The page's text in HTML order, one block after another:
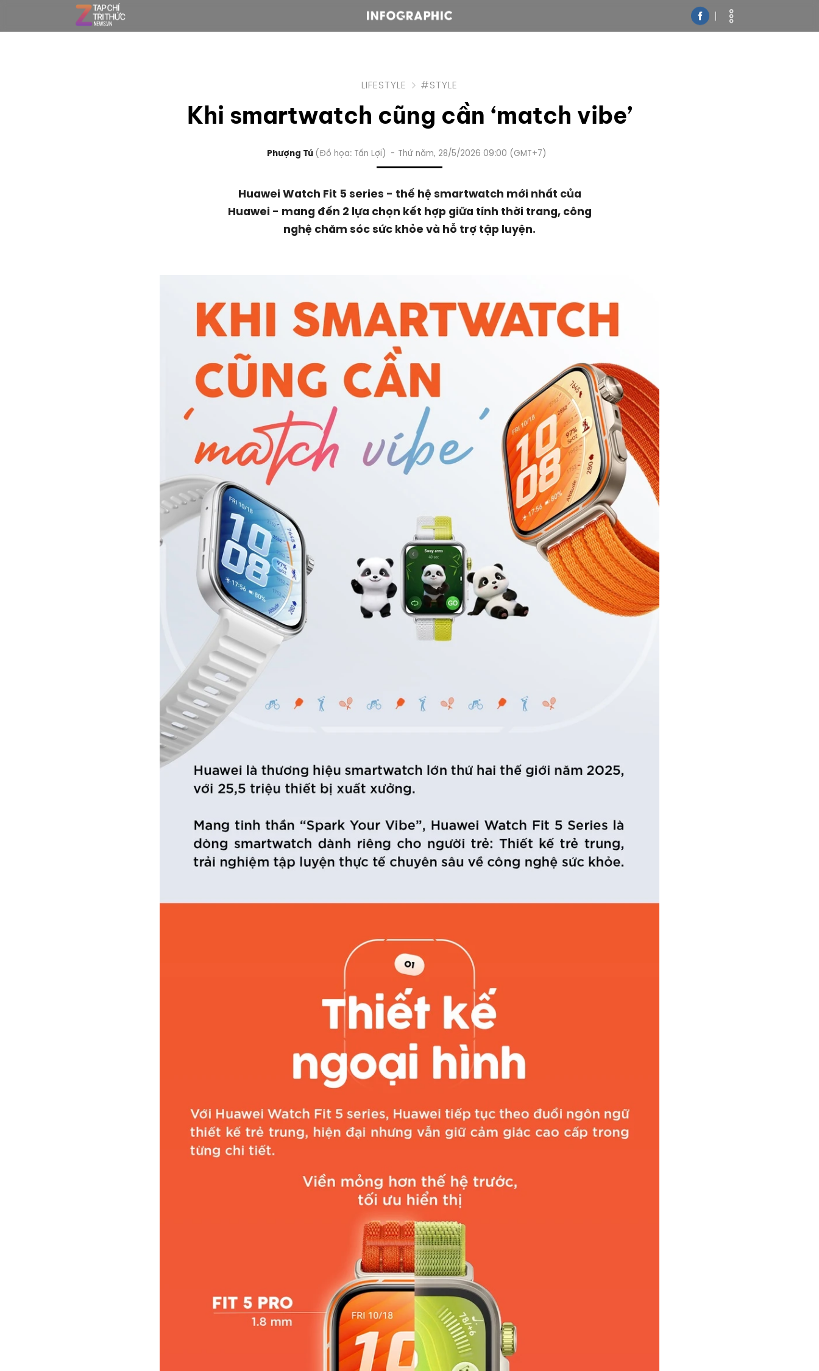
LIFESTYLE #STYLE
Khi smartwatch cũng cần ‘match vibe’
Phượng Tú Đồ họa: Tấn Lợi Thứ năm, 28/5/2026 09:00 (GMT+7)
Huawei Watch Fit 5 series - thế hệ smartwatch mới nhất của
Huawei - mang đến 2 lựa chọn kết hợp giữa tính thời trang, công
nghệ chăm sóc sức khỏe và hỗ trợ tập luyện.